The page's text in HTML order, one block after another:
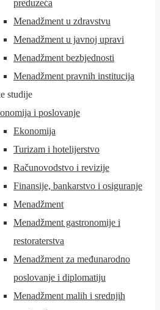
preduzeća
Menadžment u zdravstvu
Menadžment u javnoj upravi
Menadžment bezbjednosti
Menadžment pravnih institucija
studije
i poslovanje
Ekonomija
Turizam i hotelijerstvo
Računovodstvo i revizije
Finansije, bankarstvo i osiguranje
Menadžment
Menadžment gastronomije i
restoraterstva
Menadžment za međunarodno
poslovanje i diplomatiju
Menadžment malih i srednjih